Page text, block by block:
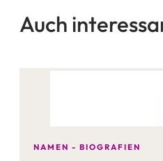
Auch
NAMEN - BIOGRAFIEN